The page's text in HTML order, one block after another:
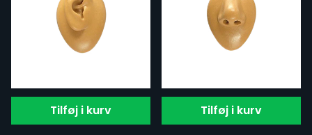
Tilføj i kurv Tilføj i kurv